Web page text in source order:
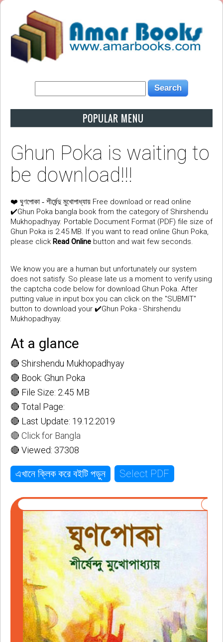
POPULAR MENU
Ghun Poka is waiting to
be download!!!
❤️ ঘুণপোকা - শীর্ষেন্দু মুখোপাধ্যায় Free download or read online
✔️Ghun Poka bangla book from the category of Shirshendu
Mukhopadhyay. Portable Document Format (PDF) file size of
Ghun Poka is 2.45 MB. If you want to read online Ghun Poka,
please click Read Online button and wait few seconds.
We know you are a human but unfortunately our system
does not satisfy. So please late us a moment to verify using
the captcha code below for download Ghun Poka. After
putting value in input box you can click on the "SUBMIT"
button to download your ✔️Ghun Poka - Shirshendu
Mukhopadhyay.
At a glance
🔴 Shirshendu Mukhopadhyay
🔴 Book: Ghun Poka
🔴 File Size: 2.45 MB
🔴 Total Page:
🔴 Last Update: 19.12.2019
🔴 Click for Bangla
🔴 Viewed: 37308
এখানে ক্লিক করে বইটি পড়ুন Select PDF